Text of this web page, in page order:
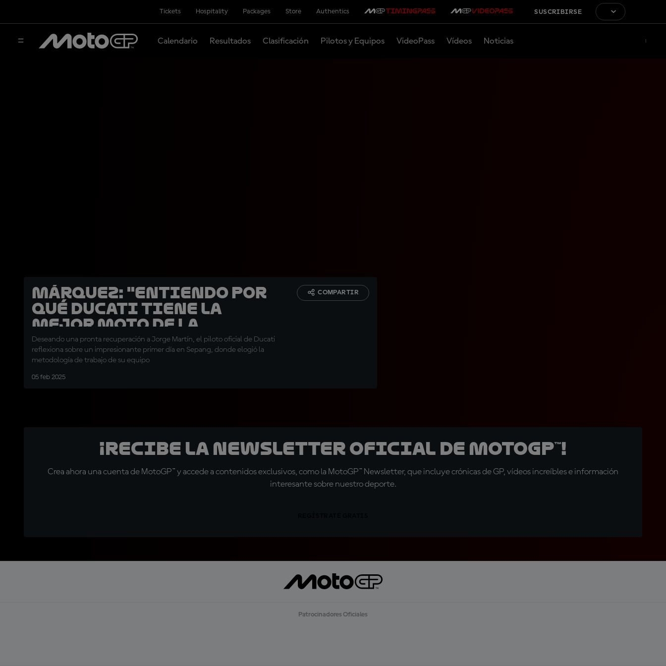
Tickets Hospitality Packages Store Authentics SUSCRIBIRSE
Calendario Resultados Clasificación Pilotos y Equipos VideoPass Vídeos Noticias
Márquez: "Entiendo por
qué Ducati tiene la
mejor moto de la
parrilla"
Deseando una pronta recuperación a Jorge Martín, el piloto oficial de Ducati
reflexiona sobre un impresionante primer día en Sepang, donde elogió la
metodología de trabajo de su equipo
05 feb 2025
COMPARTIR
¡Recibe la Newsletter oficial de MotoGP™!
Crea ahora una cuenta de MotoGP™ y accede a contenidos exclusivos, como la MotoGP™ Newsletter, que incluye crónicas de GP, vídeos increíbles e información
interesante sobre nuestro deporte.
Patrocinadores Oficiales